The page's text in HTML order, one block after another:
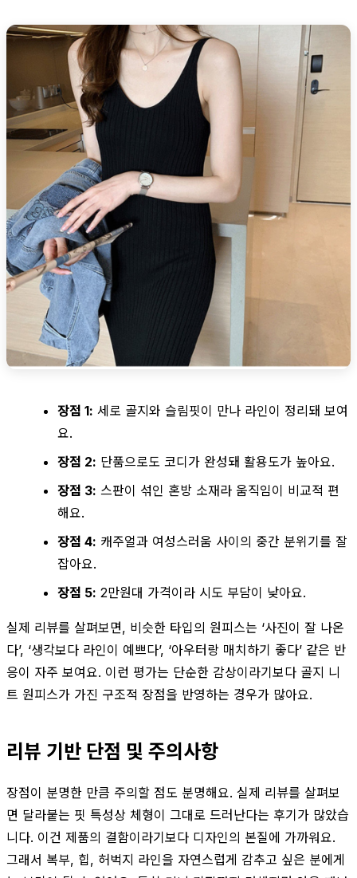
장점 1: 세로 골지와 슬림핏이 만나 라인이 정리돼 보여
요.
장점 2: 단품으로도 코디가 완성돼 활용도가 높아요.
장점 3: 스판이 섞인 혼방 소재라 움직임이 비교적 편
해요.
장점 4: 캐주얼과 여성스러움 사이의 중간 분위기를 잘
잡아요.
장점 5: 2만원대 가격이라 시도 부담이 낮아요.
실제 리뷰를 살펴보면, 비슷한 타입의 원피스는 ‘사진이 잘 나온
다’, ‘생각보다 라인이 예쁘다’, ‘아우터랑 매치하기 좋다’ 같은 반
응이 자주 보여요. 이런 평가는 단순한 감상이라기보다 골지 니
트 원피스가 가진 구조적 장점을 반영하는 경우가 많아요.
리뷰 기반 단점 및 주의사항
장점이 분명한 만큼 주의할 점도 분명해요. 실제 리뷰를 살펴보
면 달라붙는 핏 특성상 체형이 그대로 드러난다는 후기가 많았습
니다. 이건 제품의 결함이라기보다 디자인의 본질에 가까워요.
그래서 복부, 힙, 허벅지 라인을 자연스럽게 감추고 싶은 분에게